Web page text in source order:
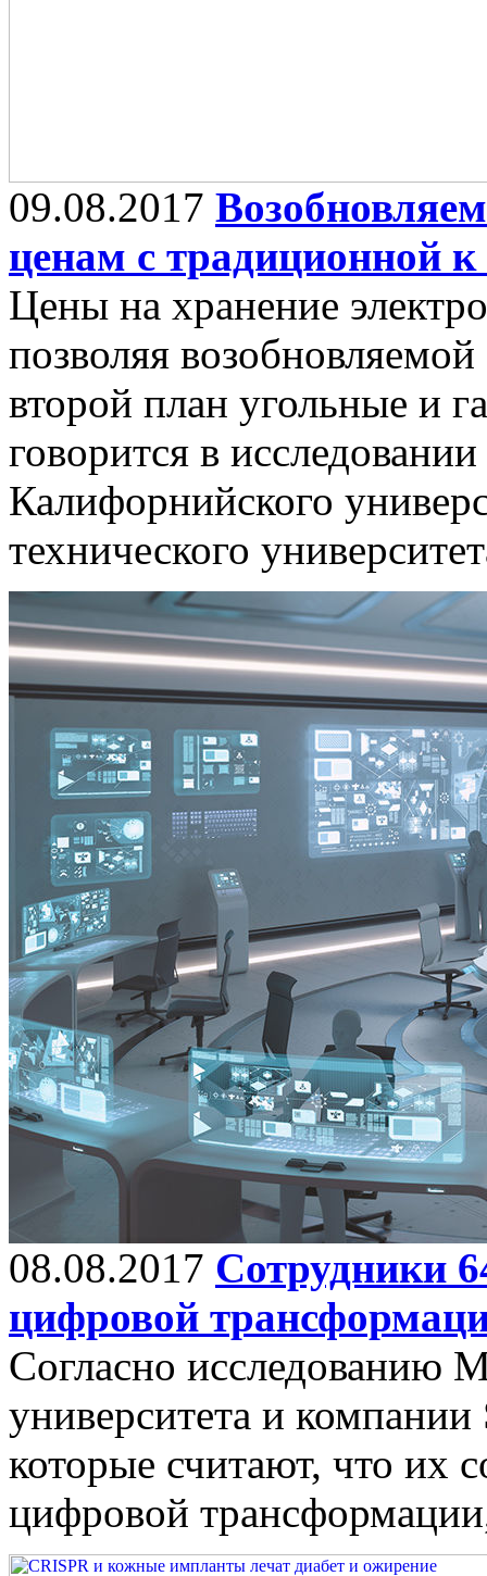
09.08.2017
ценам с традиционной к
Цены на хранение
позволяя возобновляемой
второй план угольные и
говорится в
Калифорнийского
технического
08.08.2017 Сотрудники
цифровой
Согласно исследованию
университета и
которые считают, что их
цифровой